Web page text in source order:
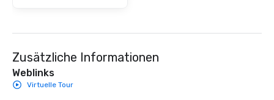
Zusätzliche Informationen
Weblinks
Virtuelle Tour